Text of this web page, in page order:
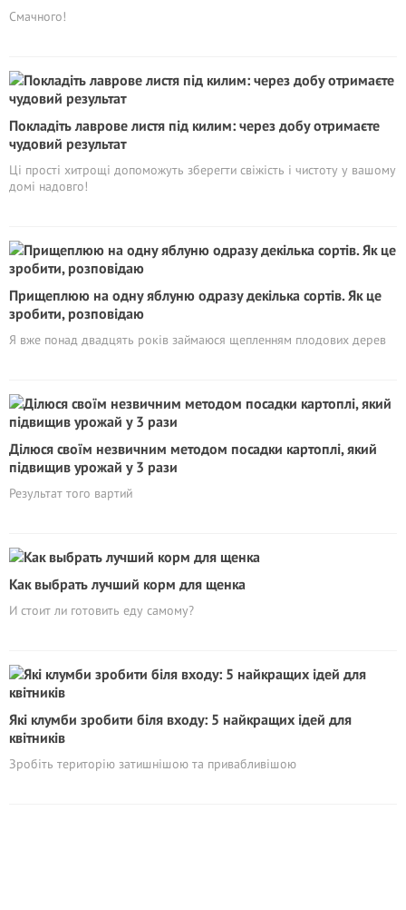
Смачного!
Покладіть лаврове листя під килим: через добу отримаєте
чудовий результат
Ці прості хитрощі допоможуть зберегти свіжість і чистоту у вашому
домі надовго!
Прищеплюю на одну яблуню одразу декілька сортів. Як це
зробити, розповідаю
Я вже понад двадцять років займаюся щепленням плодових дерев
Ділюся своїм незвичним методом посадки картоплі, який
підвищив урожай у 3 рази
Результат того вартий
Как выбрать лучший корм для щенка
И стоит ли готовить еду самому?
Які клумби зробити біля входу: 5 найкращих ідей для
квітників
Зробіть територію затишнішою та привабливішою